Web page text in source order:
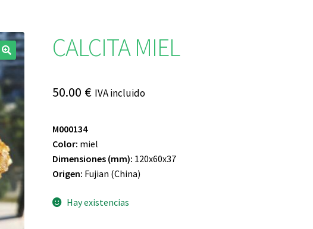
🔍
CALCITA MIEL
50.00 € IVA incluido
M000134
Color: miel
Dimensiones (mm): 120x60x37
Origen: Fujian (China)
Hay existencias